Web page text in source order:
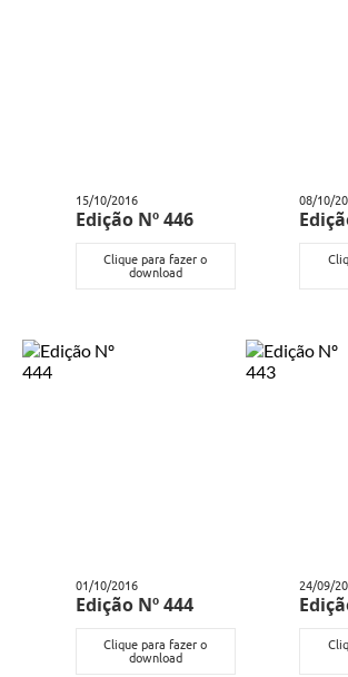
15/10/2016
Edição Nº 446
Clique para fazer o
download
08/10/
01/10/2016
Edição Nº 444
Clique para fazer o
download
24/09/